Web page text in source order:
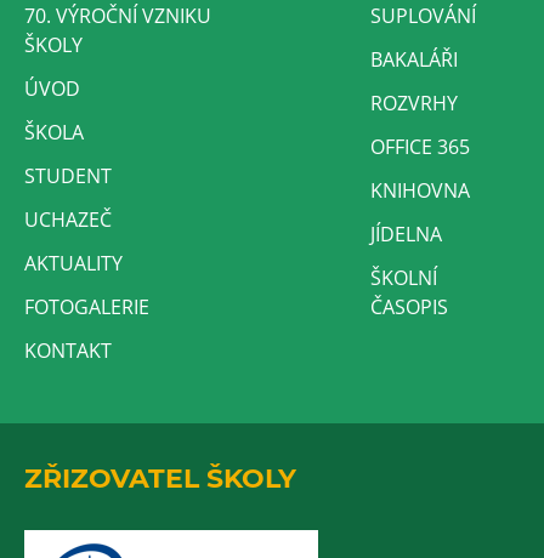
70. VÝROČNÍ VZNIKU
ŠKOLY
ÚVOD
ŠKOLA
STUDENT
UCHAZEČ
AKTUALITY
FOTOGALERIE
KONTAKT
SUPLOVÁNÍ
BAKALÁŘI
ROZVRHY
OFFICE 365
KNIHOVNA
JÍDELNA
ŠKOLNÍ
ČASOPIS
ZŘIZOVATEL ŠKOLY